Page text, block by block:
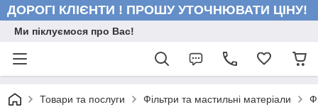
ДОРОГІ КЛІЄНТИ ! ПРОШУ УТОЧНЮВАТИ ЦІНУ!
Ми піклуємося про Вас!
Товари та послуги Фільтри та мастильні матеріали